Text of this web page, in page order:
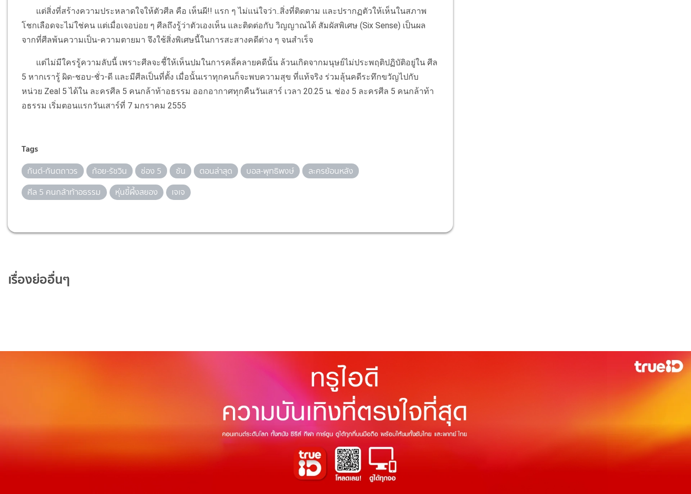
แต่สิ่งที่สร้างความประหลาดใจให้ตัวศีล คือ เห็นผี!! แรก ๆ ไม่แน่ใจว่า..สิ่งที่ติดตาม และปรากฏตัวให้เห็นในสภาพ
โชกเลือดจะไม่ใช่คน แต่เมื่อเจอบ่อย ๆ ศีลถึงรู้ว่าตัวเองเห็น และติดต่อกับ วิญญาณได้ สัมผัสพิเศษ (Six Sense) เป็นผล
จากที่ศีลพ้นความเป็น-ความตายมา จึงใช้สิ่งพิเศษนี้ในการสะสางคดีต่าง ๆ จนสำเร็จ
แต่ไม่มีใครรู้ความลับนี้ เพราะศีลจะชี้ให้เห็นปมในการคลี่คลายคดีนั้น ล้วนเกิดจากมนุษย์ไม่ประพฤติปฏิบัติอยู่ใน ศีล
5 หากเรารู้ ผิด-ชอบ-ชั่ว-ดี และมีศีลเป็นที่ตั้ง เมื่อนั้นเราทุกคนก็จะพบความสุข ที่แท้จริง ร่วมลุ้นคดีระทึกขวัญไปกับ
หน่วย Zeal 5 ได้ใน ละครศีล 5 คนกล้าท้าอธรรม ออกอากาศทุกคืนวันเสาร์ เวลา 20.25 น. ช่อง 5 ละครศีล 5 คนกล้าท้า
อธรรม เริ่มตอนแรกวันเสาร์ที่ 7 มกราคม 2555
Tags
กันต์-กันตถาวร ก้อย-รัชวิน ช่อง 5 ซัน ตอนล่าสุด บอส-พุทธิพงษ์
ละครย้อนหลัง
ศีล 5 คนกล้าท้าอธรรม
หุ่นขี้ผึ้งสยอง เจเจ
เรื่องย่ออื่นๆ